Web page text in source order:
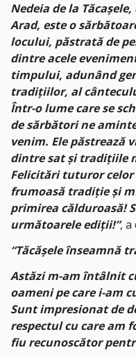
Nedeia de la
Arad, este o
locului, păstrată de
dintre acele
timpului, adunând
tradițiilor, al
Într-o lume care se
de sărbători ne
venim. Ele păstrează
dintre sat și tradițiile
Felicitări tuturor celor
frumoasă tradiție și
primirea călduroasă!
următoarele ediții!”, a
“Tăcășele înseamnă
Astăzi m-am întâlnit
oameni pe care i-am
Sunt impresionat de
respectul cu care am
fiu recunoscător